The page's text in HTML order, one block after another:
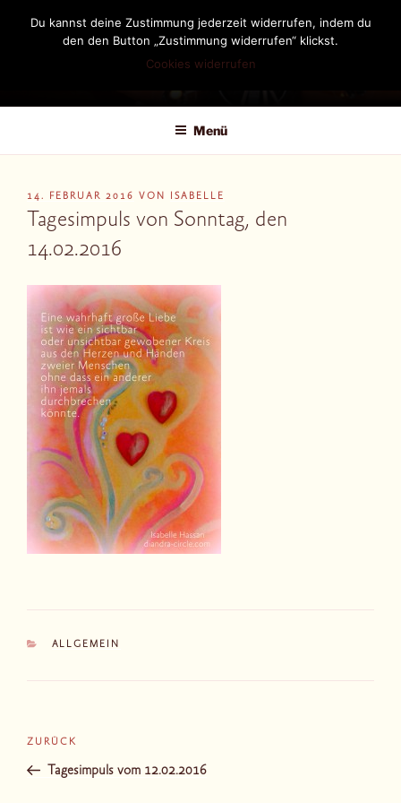
DIANDRA-CIRCLE
Menü
VERÖFFENTLICHT
AM
14. FEBRUAR 2016 VON ISABELLE
Tagesimpuls von Sonntag, den
14.02.2016
KATEGORIEN
ALLGEMEIN
Beitragsnavigation
Vorheriger
Beitrag
ZURÜCK
Tagesimpuls vom 12.02.2016
Du kannst deine Zustimmung jederzeit widerrufen, indem du
den den Button „Zustimmung widerrufen“ klickst.
Cookies widerrufen